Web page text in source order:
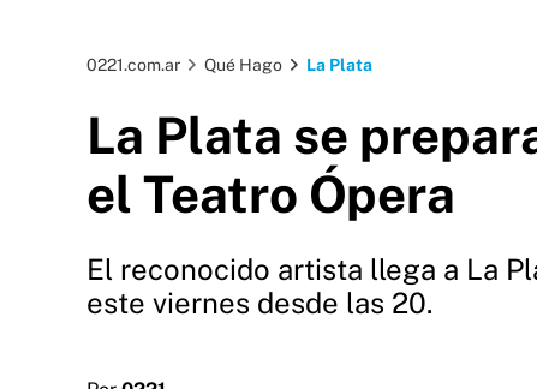
0221.com.ar Qué Hago La Plata
La Plata se
el Teatro Ópera
El reconocido artista llega a La
este viernes desde las 20.